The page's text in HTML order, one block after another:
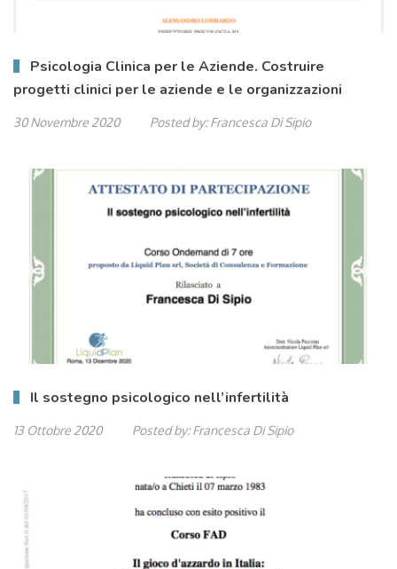
Psicologia Clinica per le Aziende. Costruire
progetti clinici per le aziende e le organizzazioni
30 Novembre 2020 Posted by: Francesca Di Sipio
Il sostegno psicologico nell’infertilità
13 Ottobre 2020 Posted by: Francesca Di Sipio